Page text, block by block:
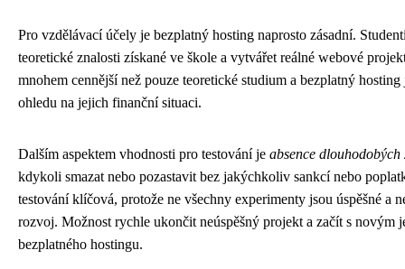
Pro vzdělávací účely je bezplatný hosting naprosto zásadní.
teoretické znalosti získané ve škole a vytvářet reálné webové
mnohem cennější než pouze teoretické studium a bezplatný
ohledu na jejich finanční situaci.
Dalším aspektem vhodnosti pro testování je absence dlouhodobých
kdykoli smazat nebo pozastavit bez jakýchkoliv sankcí nebo
testování klíčová, protože ne všechny experimenty jsou úspěšné a
rozvoj. Možnost rychle ukončit neúspěšný projekt a začít s novým
bezplatného hostingu.